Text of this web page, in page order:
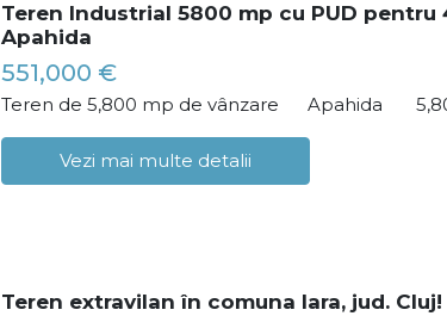
Teren Industrial 5800 mp cu PUD pentru
Apahida
551,000 €
Teren de 5,800 mp de vânzare Apahida
Vezi mai multe detalii
Teren extravilan în comuna Iara, jud. Cluj!